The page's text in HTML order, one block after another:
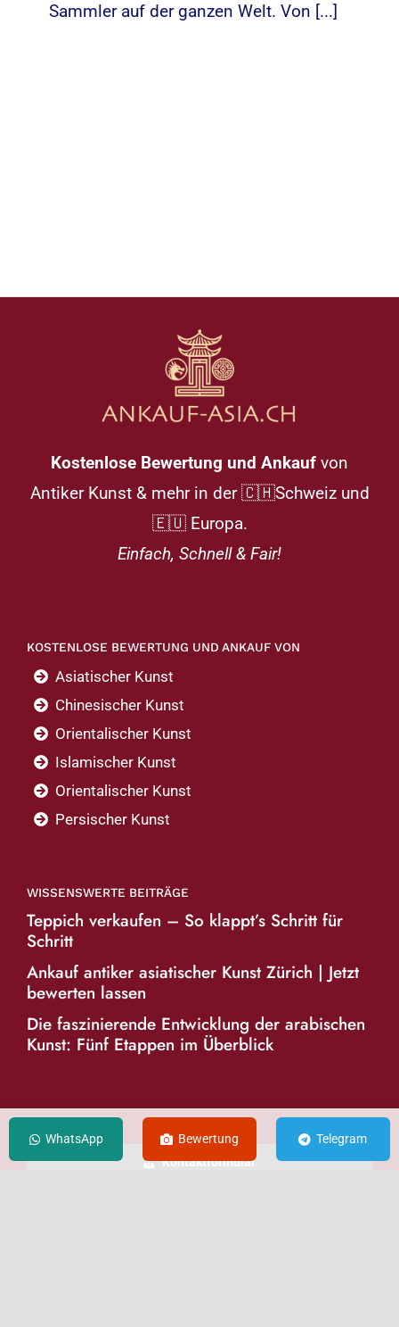
Sammler auf der ganzen Welt. Von [...]
Kostenlose Bewertung und Ankauf von
Antiker Kunst & mehr in der 🇨🇭Schweiz und
🇪🇺 Europa.
Einfach, Schnell & Fair!
KOSTENLOSE BEWERTUNG UND ANKAUF VON
Asiatischer Kunst
Chinesischer Kunst
Orientalischer Kunst
Islamischer Kunst
Orientalischer Kunst
Persischer Kunst
WISSENSWERTE BEITRÄGE
Teppich verkaufen – So klappt’s Schritt für
Schritt
Ankauf antiker asiatischer Kunst Zürich | Jetzt
bewerten lassen
Die faszinierende Entwicklung der arabischen
Kunst: Fünf Etappen im Überblick
Kontaktformular
WhatsApp Bewertung Telegram